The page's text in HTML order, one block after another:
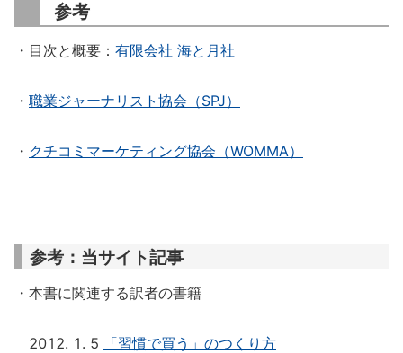
参考
・目次と概要： 有限会社 海と月社
・ 職業ジャーナリスト協会（SPJ）
・ クチコミマーケティング協会（WOMMA）
参考：当サイト記事
・本書に関連する訳者の書籍
2012. 1. 5 「習慣で買う」のつくり方